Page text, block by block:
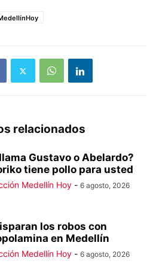
relacionados
Gustavo o Abelardo?
tiene pollo para usted
Medellín Hoy - 6 agosto, 2026
los robos con
en Medellín
Medellín Hoy - 6 agosto, 2026